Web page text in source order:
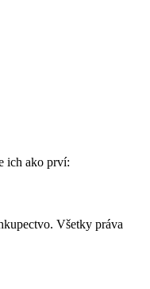
ich ako prví:
Všetky práva